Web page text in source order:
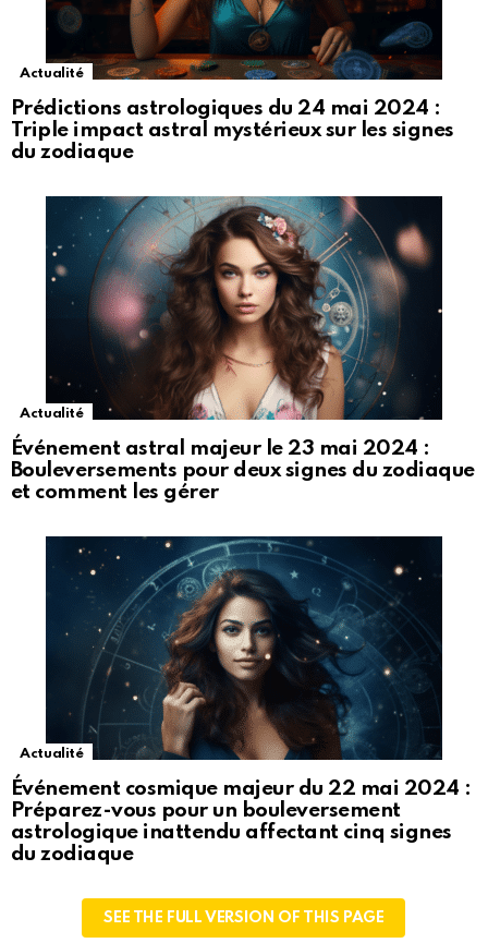
Actualité
Prédictions astrologiques du 24 mai 2024 :
Triple impact astral mystérieux sur les signes
du zodiaque
Actualité
Événement astral majeur le 23 mai 2024 :
Bouleversements pour deux signes du zodiaque
et comment les gérer
Actualité
Événement cosmique majeur du 22 mai 2024 :
Préparez-vous pour un bouleversement
astrologique inattendu affectant cinq signes
du zodiaque
SEE THE FULL VERSION OF THIS PAGE